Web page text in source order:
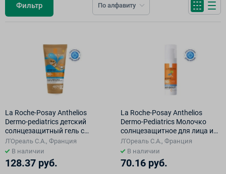
Фильтр По алфавиту
La Roche-Posay Anthelios
Dermo-pediatrics детский
солнцезащитный гель с
технологией нанесения на
влажную кожу для лица и
тела SPF 50+ 200 мл
Л'Ореаль С.А., Франция
В наличии
128.37 руб.
La Roche-Posay Anthelios
Dermo-Pediatrics Молочко
солнцезащитное для лица и
тела для младенцев и детей
SPF50+ 50 мл
Л'Ореаль С.А., Франция
В наличии
70.16 руб.